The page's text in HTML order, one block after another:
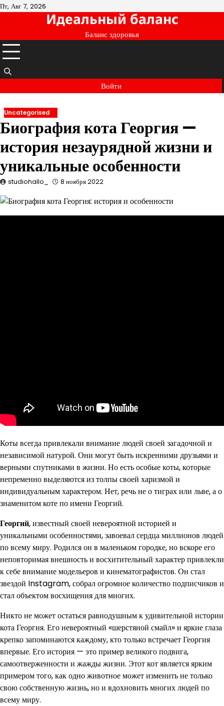
Перейти
Пт, Авг 7, 2026
Идеальный баланс
Баланс здоровья
Войти
Uncategorised
Биография кота Георгия —
история незаурядной жизни и
уникальные особенности
studiohallo_ 8 ноября 2022
Коты всегда привлекали внимание людей своей загадочной и
независимой натурой. Они могут быть искренними друзьями и
верными спутниками в жизни. Но есть особые коты, которые
непременно выделяются из толпы своей харизмой и
индивидуальным характером. Нет, речь не о тиграх или льве, а о
знаменитом коте по имени Георгий.
Георгий, известный своей невероятной историей и
уникальными особенностями, завоевал сердца миллионов людей
по всему миру. Родился он в маленьком городке, но вскоре его
неповторимая внешность и восхитительный характер привлекли
к себе внимание модельеров и кинематографистов. Он стал
звездой Instagram, собрал огромное количество подписчиков и
стал объектом восхищения для многих.
Никто не может остаться равнодушным к удивительной истории
кота Георгия. Его невероятный «шерстяной смайл» и яркие глаза
крепко запоминаются каждому, кто только встречает Георгия
впервые. Его история — это пример великого подвига,
самоотверженности и жажды жизни. Этот кот является ярким
примером того, как одно животное может изменить не только
свою собственную жизнь, но и вдохновить многих людей по
всему миру.